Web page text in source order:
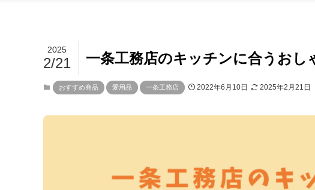
一条工務店のキッチンに合うお
2025
2/21
おすすめ商品 愛用品 一条工務店 2022年6月10日 2025年2月21日